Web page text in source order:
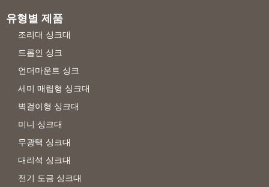
유형별 제품
조리대 싱크대
드롭인 싱크
언더마운트 싱크
세미 매립형 싱크대
벽걸이형 싱크대
미니 싱크대
무광택 싱크대
대리석 싱크대
전기 도금 싱크대